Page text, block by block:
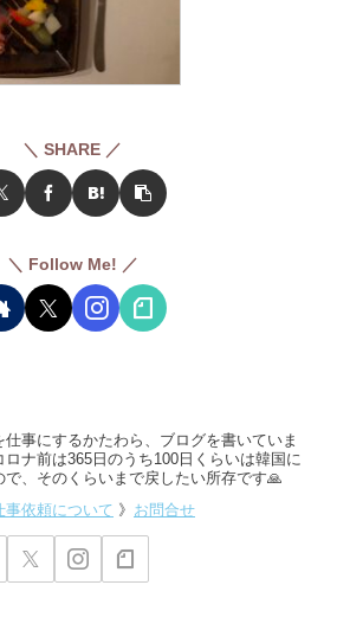
＼ SHARE ／
＼ Follow Me! ／
仕事にするかたわら、ブログを書いていま
ロナ前は365日のうち100日くらいは韓国に
で、そのくらいまで戻したい所存です🙏
事依頼について 》 お問合せ